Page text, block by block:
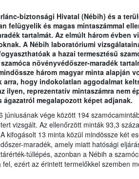
biztonsági Hivatal (Nébih) és a
felügyelik és magas mintaszámmal
tartalmát. Az elmúlt három évben
A Nébih laboratóriumi
a hazai termesztésű
növényvédőszer-maradék
három magyar minta alapján
arra, hogy indokolatlan aggodalmat
ilyen, reprezentatív mintaszámra nem
ágazatról megalapozott képet adjanak.
júniusának vége között 194
vizsgált. Az ellenőrzött minták 93,3
kifogásolt 13 minta közül mindössze két
maradék, amely miatt hatósági
túllépés, azonban a Nébih a
ezért az érintett termelőkkel szemben